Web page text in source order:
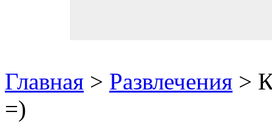
Главная > Развлечения >
=)